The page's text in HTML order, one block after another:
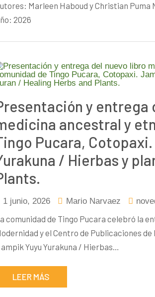
Marleen Haboud y Christian Puma
2026
y entrega
ancestral y
Pucara,
/ Hierbas y
1 junio, 2026 Mario Narvaez
comunidad de Tingo Pucara celebró la
y el Centro de Publicaciones
Yuyu Yurakuna / Hierbas…
LEER MÁS